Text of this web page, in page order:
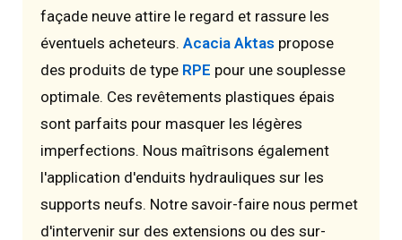
façade neuve attire le regard et rassure les
éventuels acheteurs. Acacia Aktas propose
des produits de type RPE pour une souplesse
optimale. Ces revêtements plastiques épais
sont parfaits pour masquer les légères
imperfections. Nous maîtrisons également
l'application d'enduits hydrauliques sur les
supports neufs. Notre savoir-faire nous permet
d'intervenir sur des extensions ou des sur-